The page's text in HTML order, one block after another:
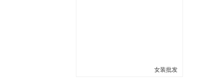
女装批发